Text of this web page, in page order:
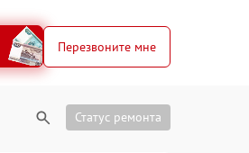
Перезвоните мне
Статус ремонта